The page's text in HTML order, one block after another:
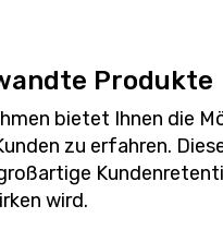
Produkte
bietet Ihnen die
zu erfahren.
wird.